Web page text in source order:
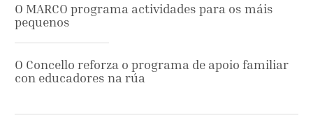
O MARCO programa actividades para os máis
pequenos
O Concello reforza o programa de apoio familiar
con educadores na rúa